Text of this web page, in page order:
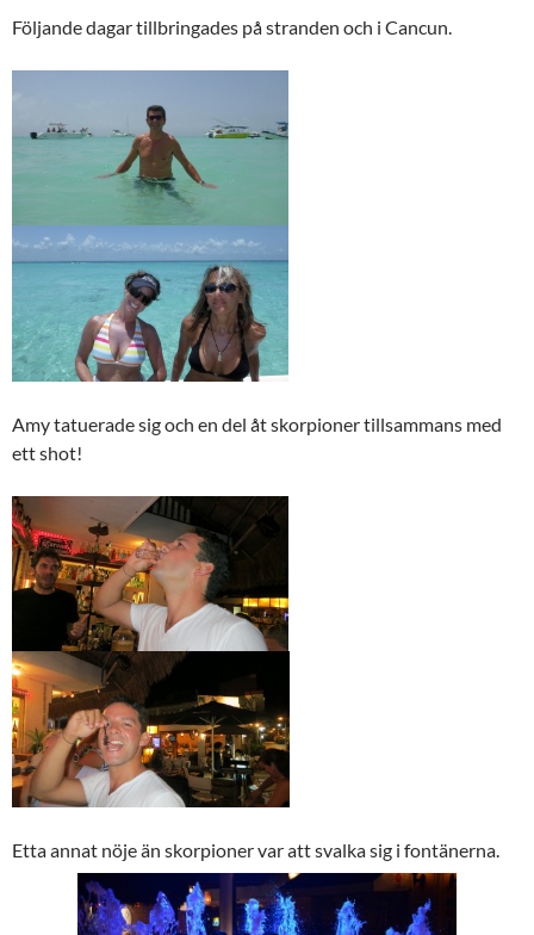
Följande dagar tillbringades på stranden och i Cancun.
Amy tatuerade sig och en del åt skorpioner tillsammans med
ett shot!
Etta annat nöje än skorpioner var att svalka sig i fontänerna.